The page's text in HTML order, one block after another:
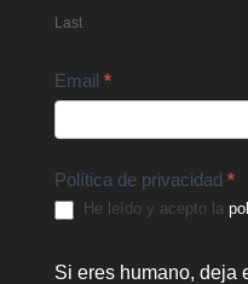
Last
Email *
Política de privacidad *
He leído y acepto la
Si eres humano, deja